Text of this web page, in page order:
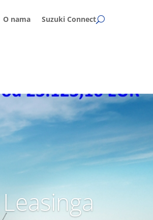
O nama Suzuki Connect